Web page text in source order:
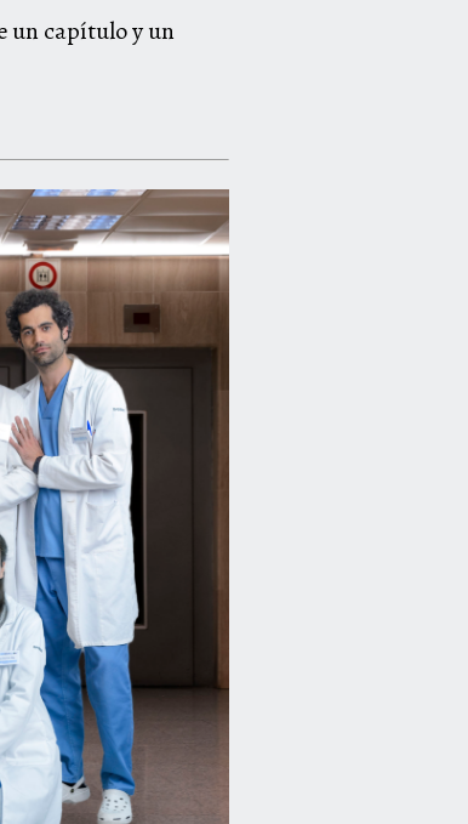
un capítulo y un